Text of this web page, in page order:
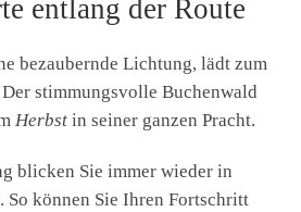
entlang der Route
bezaubernde Lichtung, lädt zum
stimmungsvolle Buchenwald
Herbst in seiner ganzen Pracht.
blicken Sie immer wieder in
. So können Sie Ihren Fortschritt